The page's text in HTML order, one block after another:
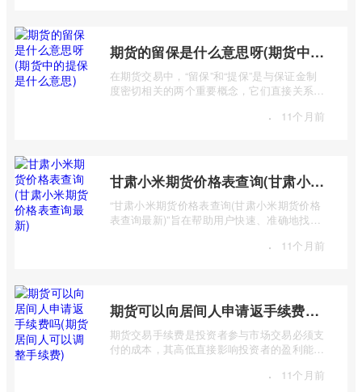
期货的留保是什么意思呀(期货中的提保是什么意思)
在期货交易中，“留保”和“提保”是与保证金制
度密切相关的两个重要概念，它们直接关系到
· 11个月前
甘肃小米期货价格表查询(甘肃小米期货价格表查询最新)
“甘肃小米期货价格表查询(甘肃小米期货价格
表查询最新)”旨在帮助用户快速、准确地找到
· 11个月前
期货可以向居间人申请返手续费吗(期货居间人可以调整手续费)
期货交易手续费是投资者参与市场交易必须支
付的成本，其高低直接影响投资者的盈利能
· 11个月前